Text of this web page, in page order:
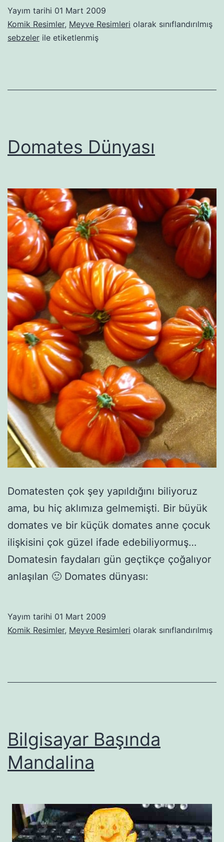
Yayım tarihi 01 Mart 2009
Komik Resimler, Meyve Resimleri olarak sınıflandırılmış
sebzeler ile etiketlenmiş
Domates Dünyası
Domatesten çok şey yapıldığını biliyoruz
ama, bu hiç aklımıza gelmemişti. Bir büyük
domates ve bir küçük domates anne çocuk
ilişkisini çok güzel ifade edebiliyormuş…
Domatesin faydaları gün geçtikçe çoğalıyor
anlaşılan 🙂 Domates dünyası:
Yayım tarihi 01 Mart 2009
Komik Resimler, Meyve Resimleri olarak sınıflandırılmış
Bilgisayar Başında
Mandalina